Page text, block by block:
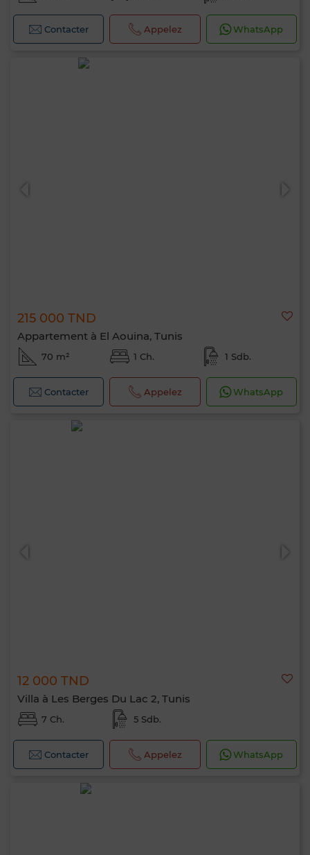
Contacter Appelez WhatsApp
215 000 TND
Appartement à El Aouina, Tunis
70 m² 1 Ch. 1 Sdb.
Contacter Appelez WhatsApp
12 000 TND
Villa à Les Berges Du Lac 2, Tunis
7 Ch. 5 Sdb.
Contacter Appelez WhatsApp